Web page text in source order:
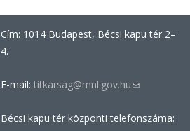
Cím: 1014 Budapest, Bécsi kapu tér 2–
4.
E-mail: titkarsag@mnl.gov.hu(link
e-
Bécsi kapu tér központi telefonszáma: